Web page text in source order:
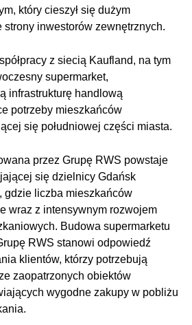
który cieszył się dużym
inwestorów zewnętrznych.
z siecią Kaufland, na tym
supermarket,
infrastrukturę handlową
potrzeby mieszkańców
się południowej części miasta.
przez Grupę RWS powstaje
się dzielnicy Gdańsk
gdzie liczba mieszkańców
wraz z intensywnym rozwojem
Budowa supermarketu
RWS stanowi odpowiedź
klientów, którzy potrzebują
zaopatrzonych obiektów
wygodne zakupy w pobliżu